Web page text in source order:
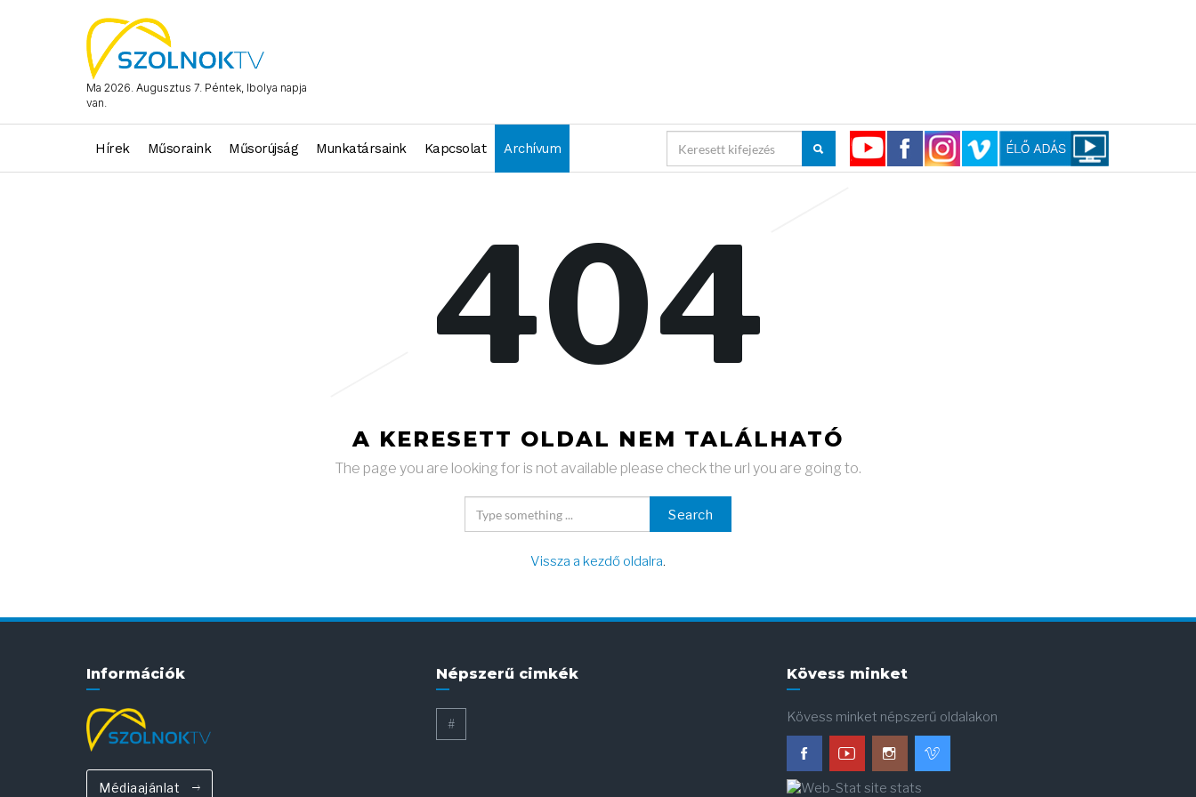
Ma 2026. Augusztus 7. Péntek, Ibolya napja
van.
Hírek Műsoraink Műsorújság Munkatársaink Kapcsolat Archívum
404
A KERESETT OLDAL NEM TALÁLHATÓ
The page you are looking for is not available please check the url you are going to.
Search
Vissza a kezdő oldalra.
Információk
Médiaajánlat
Népszerű cimkék
#
Kövess minket
Kövess minket népszerű oldalakon